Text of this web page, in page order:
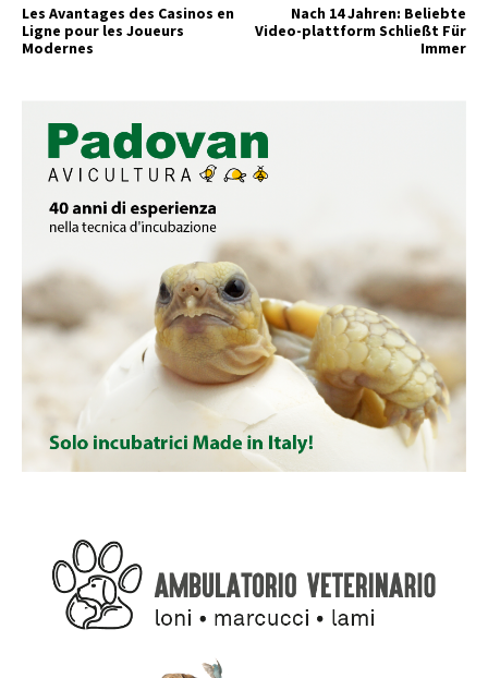
Les Avantages des Casinos en
Ligne pour les Joueurs
Modernes
Nach 14 Jahren: Beliebte
Video-plattform Schließt Für
Immer